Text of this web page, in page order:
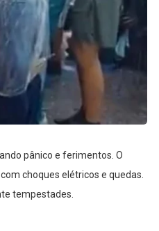
pânico e ferimentos. O
choques elétricos e quedas.
tempestades.